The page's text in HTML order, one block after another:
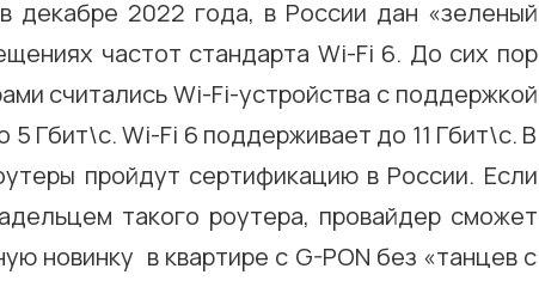
декабре 2022 года, в России дан «зеленый
частот стандарта Wi-Fi 6. До сих пор
считались Wi-Fi-устройства с поддержкой
5 Гбит\с. Wi-Fi 6 поддерживает до 11 Гбит\с. В
пройдут сертификацию в России. Если
такого роутера, провайдер сможет
новинку в квартире с G-PON без «танцев с